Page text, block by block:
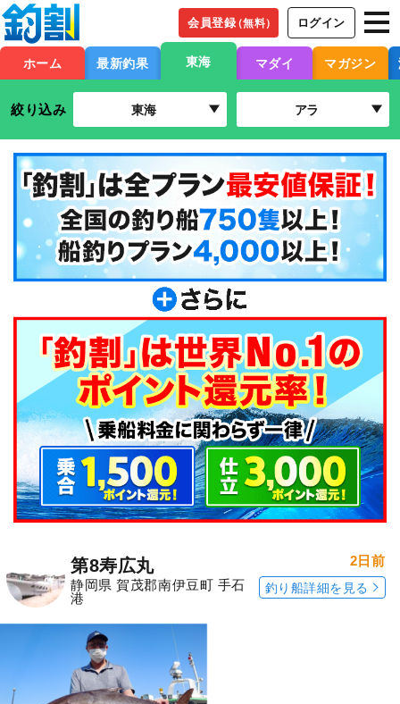
会員登録（無料） ログイン
ホーム 最新釣果 東海 マダイ マガジン
絞り込み 東海 アラ
第8寿広丸
静岡県 賀茂郡南伊豆町 手石
港
2日前
釣り船詳細を見る